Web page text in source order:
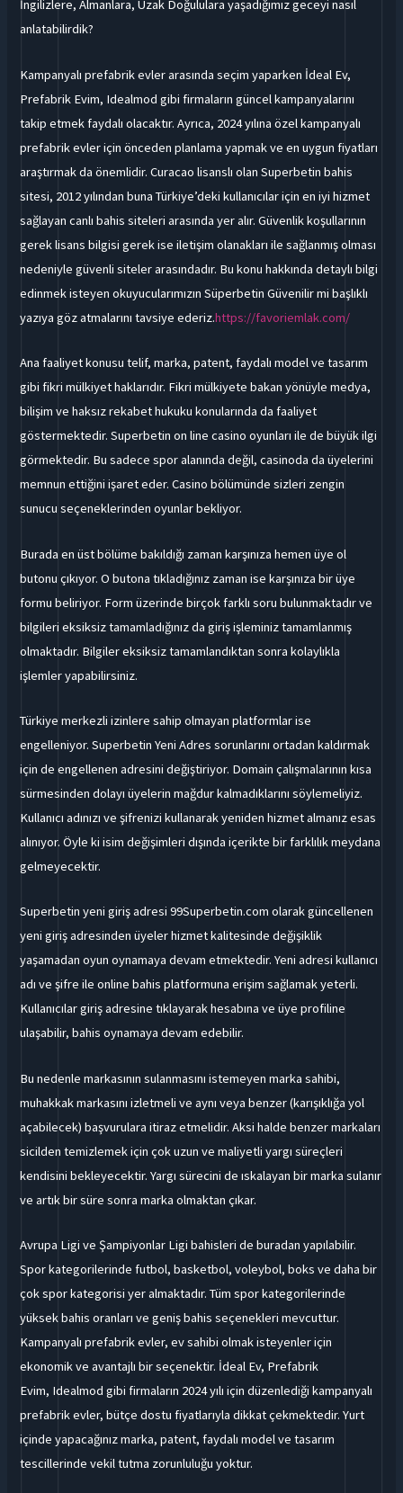
İngilizlere, Almanlara, Uzak Doğululara yaşadığımız geceyi nasıl
anlatabilirdik?
Kampanyalı prefabrik evler arasında seçim yaparken İdeal Ev,
Prefabrik Evim, Idealmod gibi firmaların güncel kampanyalarını
takip etmek faydalı olacaktır. Ayrıca, 2024 yılına özel kampanyalı
prefabrik evler için önceden planlama yapmak ve en uygun fiyatları
araştırmak da önemlidir. Curacao lisanslı olan Superbetin bahis
sitesi, 2012 yılından buna Türkiye’deki kullanıcılar için en iyi hizmet
sağlayan canlı bahis siteleri arasında yer alır. Güvenlik koşullarının
gerek lisans bilgisi gerek ise iletişim olanakları ile sağlanmış olması
nedeniyle güvenli siteler arasındadır. Bu konu hakkında detaylı bilgi
edinmek isteyen okuyucularımızın Süperbetin Güvenilir mi başlıklı
yazıya göz atmalarını tavsiye ederiz.https://favoriemlak.com/
Ana faaliyet konusu telif, marka, patent, faydalı model ve tasarım
gibi fikri mülkiyet haklarıdır. Fikri mülkiyete bakan yönüyle medya,
bilişim ve haksız rekabet hukuku konularında da faaliyet
göstermektedir. Superbetin on line casino oyunları ile de büyük ilgi
görmektedir. Bu sadece spor alanında değil, casinoda da üyelerini
memnun ettiğini işaret eder. Casino bölümünde sizleri zengin
sunucu seçeneklerinden oyunlar bekliyor.
Burada en üst bölüme bakıldığı zaman karşınıza hemen üye ol
butonu çıkıyor. O butona tıkladığınız zaman ise karşınıza bir üye
formu beliriyor. Form üzerinde birçok farklı soru bulunmaktadır ve
bilgileri eksiksiz tamamladığınız da giriş işleminiz tamamlanmış
olmaktadır. Bilgiler eksiksiz tamamlandıktan sonra kolaylıkla
işlemler yapabilirsiniz.
Türkiye merkezli izinlere sahip olmayan platformlar ise
engelleniyor. Superbetin Yeni Adres sorunlarını ortadan kaldırmak
için de engellenen adresini değiştiriyor. Domain çalışmalarının kısa
sürmesinden dolayı üyelerin mağdur kalmadıklarını söylemeliyiz.
Kullanıcı adınızı ve şifrenizi kullanarak yeniden hizmet almanız esas
alınıyor. Öyle ki isim değişimleri dışında içerikte bir farklılık meydana
gelmeyecektir.
Superbetin yeni giriş adresi 99Superbetin.com olarak güncellenen
yeni giriş adresinden üyeler hizmet kalitesinde değişiklik
yaşamadan oyun oynamaya devam etmektedir. Yeni adresi kullanıcı
adı ve şifre ile online bahis platformuna erişim sağlamak yeterli.
Kullanıcılar giriş adresine tıklayarak hesabına ve üye profiline
ulaşabilir, bahis oynamaya devam edebilir.
Bu nedenle markasının sulanmasını istemeyen marka sahibi,
muhakkak markasını izletmeli ve aynı veya benzer (karışıklığa yol
açabilecek) başvurulara itiraz etmelidir. Aksi halde benzer markaları
sicilden temizlemek için çok uzun ve maliyetli yargı süreçleri
kendisini bekleyecektir. Yargı sürecini de ıskalayan bir marka sulanır
ve artık bir süre sonra marka olmaktan çıkar.
Avrupa Ligi ve Şampiyonlar Ligi bahisleri de buradan yapılabilir.
Spor kategorilerinde futbol, basketbol, voleybol, boks ve daha bir
çok spor kategorisi yer almaktadır. Tüm spor kategorilerinde
yüksek bahis oranları ve geniş bahis seçenekleri mevcuttur.
Kampanyalı prefabrik evler, ev sahibi olmak isteyenler için
ekonomik ve avantajlı bir seçenektir. İdeal Ev, Prefabrik
Evim, Idealmod gibi firmaların 2024 yılı için düzenlediği kampanyalı
prefabrik evler, bütçe dostu fiyatlarıyla dikkat çekmektedir. Yurt
içinde yapacağınız marka, patent, faydalı model ve tasarım
tescillerinde vekil tutma zorunluluğu yoktur.